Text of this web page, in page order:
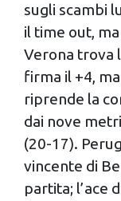
sugli scambi
il time out,
Verona trova
firma il +4,
riprende la
dai nove
(20-17).
vincente di
partita; l’ace